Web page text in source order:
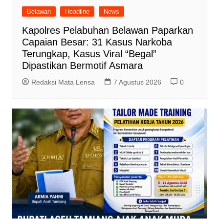
Belawan Headline News
Kapolres Pelabuhan Belawan Paparkan
Capaian Besar: 31 Kasus Narkoba
Terungkap, Kasus Viral “Begal”
Dipastikan Bermotif Asmara
Redaksi Mata Lensa 7 Agustus 2026 0